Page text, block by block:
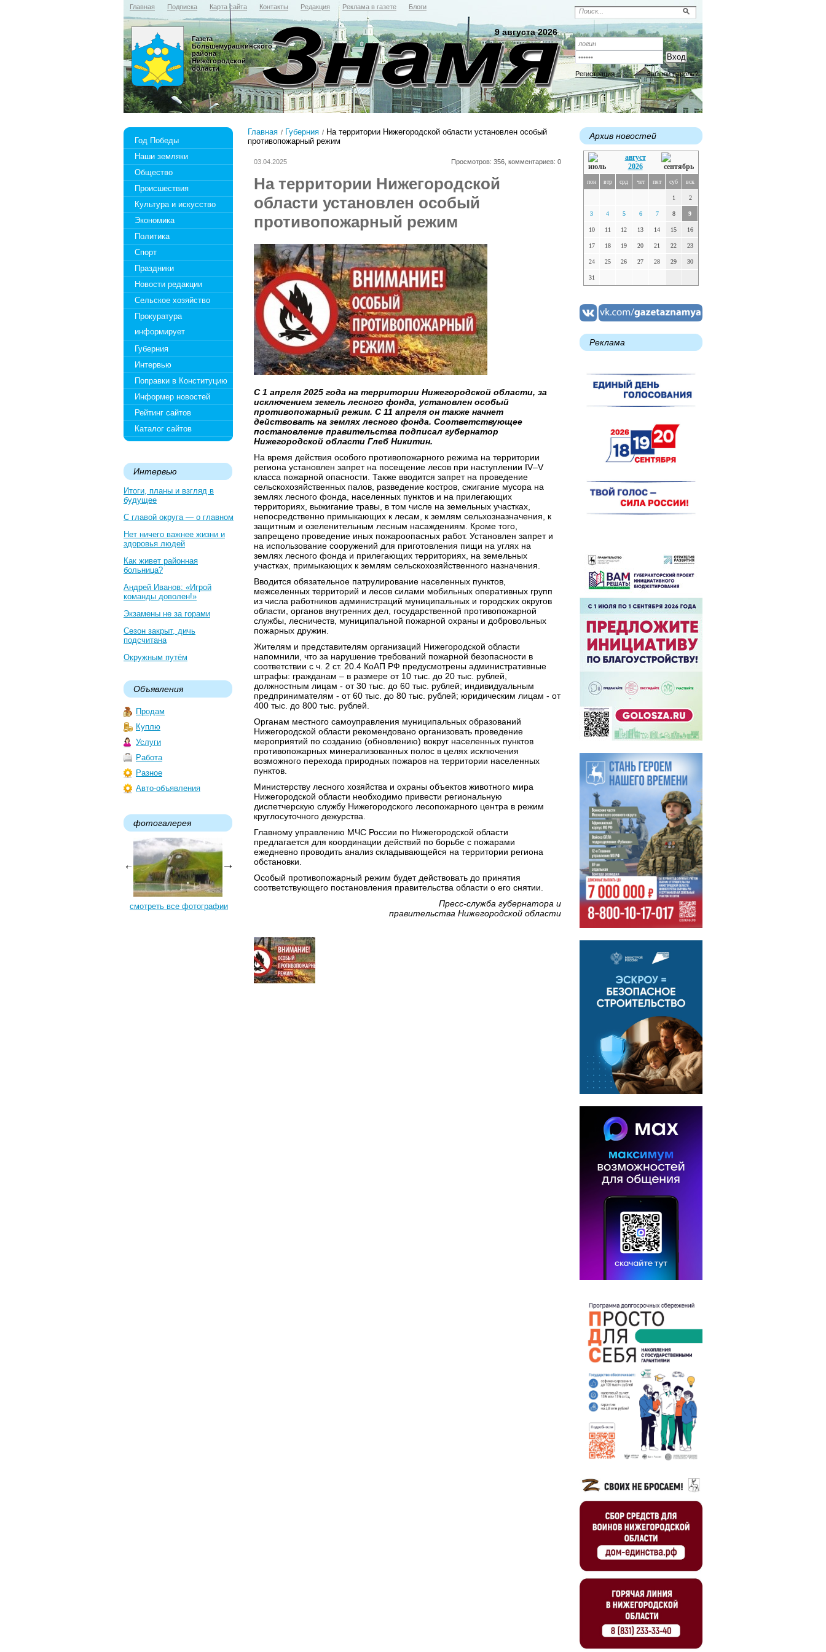
Главная Подписка Карта сайта Контакты Редакция Реклама в газете Блоги
Регистрация Забыли пароль?
9 августа 2026
Газета
Большемурашкинского
района
Нижегородской
области
Год Победы
Наши земляки
Общество
Происшествия
Культура и искусство
Экономика
Политика
Спорт
Праздники
Новости редакции
Сельское хозяйство
Прокуратура
информирует
Губерния
Интервью
Поправки в Конституцию
Информер новостей
Рейтинг сайтов
Каталог сайтов
Интервью
Итоги, планы и взгляд в
будущее
С главой округа — о главном
Нет ничего важнее жизни и
здоровья людей
Как живет районная
больница?
Андрей Иванов: «Игрой
команды доволен!»
Экзамены не за горами
Сезон закрыт, дичь
подсчитана
Окружным путём
Объявления
Продам
Куплю
Услуги
Работа
Разное
Авто-объявления
фотогалерея
смотреть все фотографии
Главная Губерния
На территории Нижегородской области установлен особый
противопожарный режим
03.04.2025 Просмотров: 356, комментариев: 0
На территории Нижегородской
области установлен особый
противопожарный режим
С 1 апреля 2025 года на территории Нижегородской области, за
исключением земель лесного фонда, установлен особый
противопожарный режим. С 11 апреля он также начнет
действовать на землях лесного фонда. Соответствующее
постановление правительства подписал губернатор
Нижегородской области Глеб Никитин.
На время действия особого противопожарного режима на территории
региона установлен запрет на посещение лесов при наступлении IV–V
класса пожарной опасности. Также вводится запрет на проведение
сельскохозяйственных палов, разведение костров, сжигание мусора на
землях лесного фонда, населенных пунктов и на прилегающих
территориях, выжигание травы, в том числе на земельных участках,
непосредственно примыкающих к лесам, к землям сельхозназначения, к
защитным и озеленительным лесным насаждениям. Кроме того,
запрещено проведение иных пожароопасных работ. Установлен запрет и
на использование сооружений для приготовления пищи на углях на
землях лесного фонда и прилегающих территориях, на земельных
участках, примыкающих к землям сельскохозяйственного назначения.
Вводится обязательное патрулирование населенных пунктов,
межселенных территорий и лесов силами мобильных оперативных групп
из числа работников администраций муниципальных и городских округов
области, органов внутренних дел, государственной противопожарной
службы, лесничеств, муниципальной пожарной охраны и добровольных
пожарных дружин.
Жителям и представителям организаций Нижегородской области
напомнили, что за нарушение требований пожарной безопасности в
соответствии с ч. 2 ст. 20.4 КоАП РФ предусмотрены административные
штрафы: гражданам – в размере от 10 тыс. до 20 тыс. рублей,
должностным лицам - от 30 тыс. до 60 тыс. рублей; индивидуальным
предпринимателям - от 60 тыс. до 80 тыс. рублей; юридическим лицам - от
400 тыс. до 800 тыс. рублей.
Органам местного самоуправления муниципальных образований
Нижегородской области рекомендовано организовать проведение
мероприятий по созданию (обновлению) вокруг населенных пунктов
противопожарных минерализованных полос в целях исключения
возможного перехода природных пожаров на территории населенных
пунктов.
Министерству лесного хозяйства и охраны объектов животного мира
Нижегородской области необходимо привести региональную
диспетчерскую службу Нижегородского лесопожарного центра в режим
круглосуточного дежурства.
Главному управлению МЧС России по Нижегородской области
предлагается для координации действий по борьбе с пожарами
ежедневно проводить анализ складывающейся на территории региона
обстановки.
Особый противопожарный режим будет действовать до принятия
соответствующего постановления правительства области о его снятии.
Пресс-служба губернатора и
правительства Нижегородской области
Архив новостей
август
2026
пон втр срд чет пят суб вск
1 2
3 4 5 6 7 8 9
10 11 12 13 14 15 16
17 18 19 20 21 22 23
24 25 26 27 28 29 30
31
Реклама